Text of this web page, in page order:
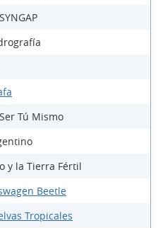
Tú Mismo
y la Tierra Fértil
Beetle
Tropicales